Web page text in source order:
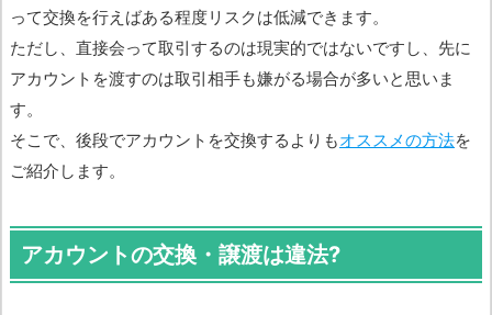
って交換を行えばある程度リスクは低減できます。
ただし、直接会って取引するのは現実的ではないですし、先に
アカウントを渡すのは取引相手も嫌がる場合が多いと思いま
す。
そこで、後段でアカウントを交換するよりもオススメの方法を
ご紹介します。
アカウントの交換・譲渡は違法?